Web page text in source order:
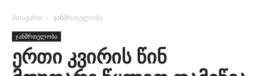
მთავარი ჯანმრთელობა
ჯანმრთელობა
ერთი კვირის წინ